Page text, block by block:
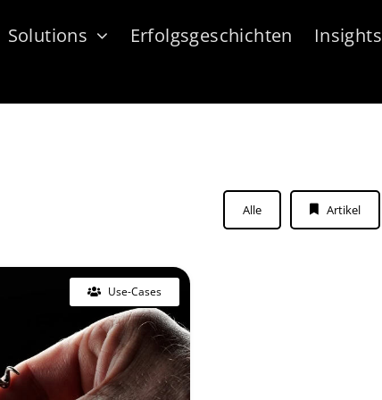
Solutions Erfolgsgeschichten Insights
Alle Artikel
Use-Cases